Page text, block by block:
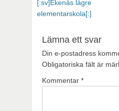
inlägg:
[:sv]Ekenäs lägre
elementarskola[:]
Lämna ett svar
Din e-postadress
Obligatoriska fält är
Kommentar *